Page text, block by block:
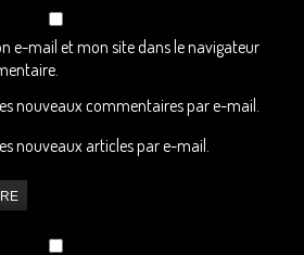
e-mail et mon site dans le navigateur
nouveaux commentaires par e-mail.
nouveaux articles par e-mail.